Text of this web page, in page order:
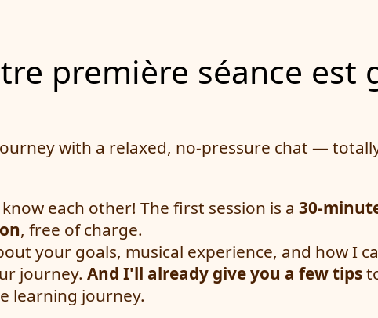
première séance
with a relaxed, no-pressure chat —
know each other! The first session is a 30-
, free of charge.
your goals, musical experience, and how I
journey. And I'll already give you a few tips
learning journey.